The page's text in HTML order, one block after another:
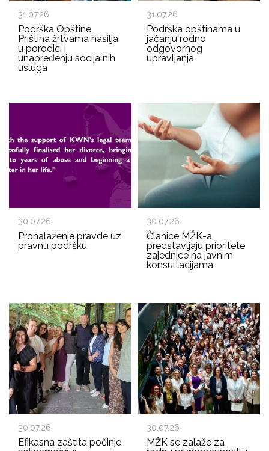
31.07.26
Podrška Opštine
Priština žrtvama nasilja
u porodici i
unapređenju socijalnih
usluga
31.07.26
Podrška opštinama u
jačanju rodno
odgovornog
upravljanja
30.07.26
Pronalaženje pravde uz
pravnu podršku
30.07.26
Članice MŽK-a
predstavljaju prioritete
zajednice na javnim
konsultacijama
30.07.26
Efikasna zaštita počinje
30.07.26
MŽK se zalaže za